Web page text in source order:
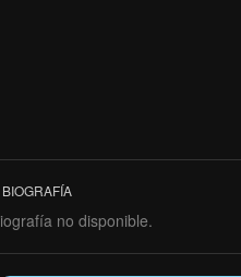
no disponible.